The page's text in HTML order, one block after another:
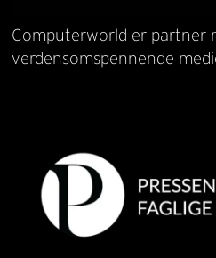
Computerworld er partner
verdensomspennende